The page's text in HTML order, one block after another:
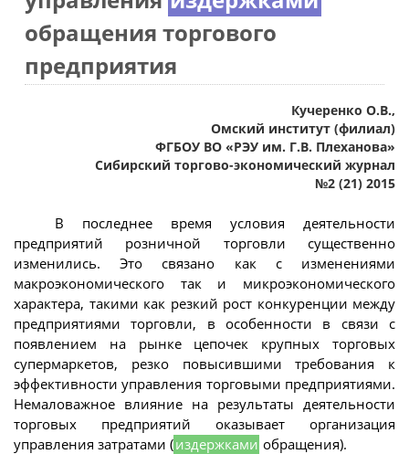
обращения торгового
предприятия
Кучеренко О.В.,
Омский институт (филиал)
ФГБОУ ВО «РЭУ им. Г.В. Плеханова»
Сибирский торгово-экономический журнал
№2 (21) 2015
В последнее время условия деятельности
предприятий розничной торговли существенно
изменились. Это связано как с изменениями
макроэкономического так и микроэкономического
характера, такими как резкий рост конкуренции между
предприятиями торговли, в особенности в связи с
появлением на рынке цепочек крупных торговых
супермаркетов, резко повысившими требования к
эффективности управления торговыми предприятиями.
Немаловажное влияние на результаты деятельности
торговых предприятий оказывает организация
управления затратами (издержками обращения).